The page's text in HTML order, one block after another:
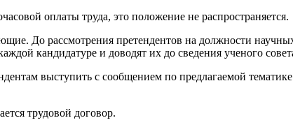
оплаты труда, это положение не распространяется.
До рассмотрения претендентов на должности
кандидатуре и доводят их до сведения ученого
выступить с сообщением по предлагаемой
трудовой договор.